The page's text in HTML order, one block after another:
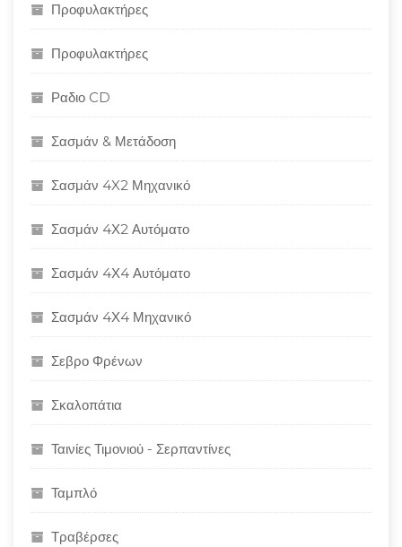
Προφυλακτήρες
Προφυλακτήρες
Ραδιο CD
Σασμάν & Μετάδοση
Σασμάν 4X2 Μηχανικό
Σασμάν 4Χ2 Αυτόματο
Σασμάν 4Χ4 Αυτόματο
Σασμάν 4Χ4 Μηχανικό
Σεβρο Φρένων
Σκαλοπάτια
Ταινίες Τιμονιού - Σερπαντίνες
Ταμπλό
Τραβέρσες